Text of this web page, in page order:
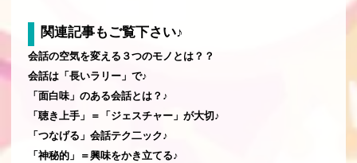
関連記事もご覧下さい♪
会話の空気を変える３つのモノとは？？
会話は「長いラリー」で♪
「面白味」のある会話とは？♪
「聴き上手」＝「ジェスチャー」が大切♪
「つなげる」会話テク二ック♪
「神秘的」＝興味をかき立てる♪